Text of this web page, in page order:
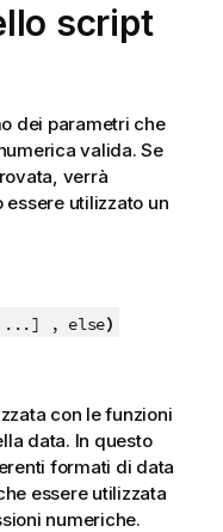
script
dei parametri che
valida. Se
verrà
utilizzato un
, ...] , else)
con le funzioni
data. In questo
formati di data
essere utilizzata
numeriche.